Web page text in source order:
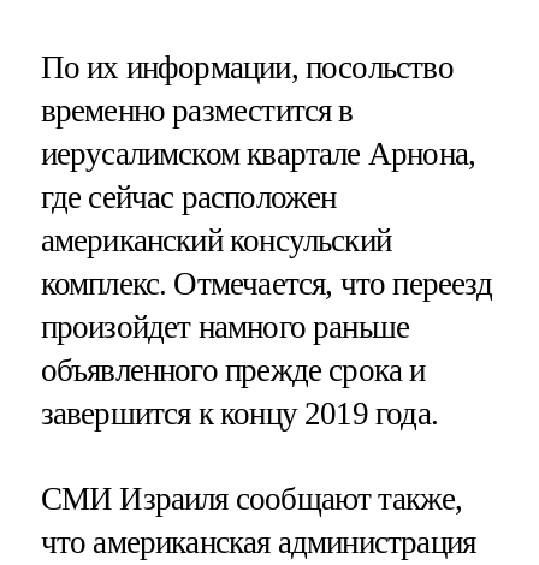
По их информации, посольство
временно разместится в
иерусалимском квартале Арнона,
где сейчас расположен
американский консульский
комплекс. Отмечается, что переезд
произойдет намного раньше
объявленного прежде срока и
завершится к концу 2019 года.
СМИ Израиля сообщают также,
что американская администрация